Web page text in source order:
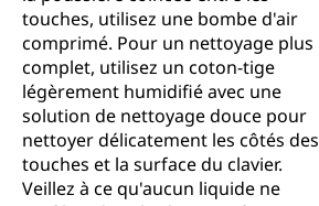
touches, utilisez une bombe d'air
comprimé. Pour un nettoyage plus
complet, utilisez un coton-tige
légèrement humidifié avec une
solution de nettoyage douce pour
nettoyer délicatement les côtés des
touches et la surface du clavier.
Veillez à ce qu'aucun liquide ne